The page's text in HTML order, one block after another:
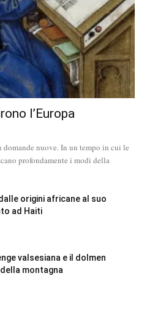
l’Europa
nuove. In un tempo in cui le
profondamente i modi della
origini africane al suo
ad Haiti
valsesiana e il dolmen
montagna